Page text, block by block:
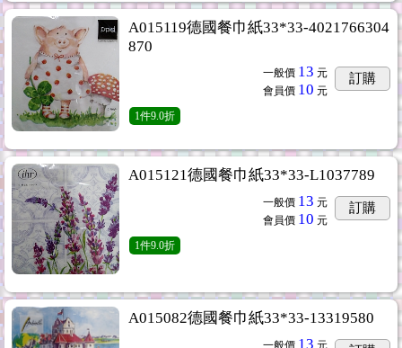
A015119德國餐巾紙33*33-4021766304
870
一般價 13 元
會員價 10 元
訂購
1件9.0折
A015121德國餐巾紙33*33-L1037789
一般價 13 元
會員價 10 元
訂購
1件9.0折
A015082德國餐巾紙33*33-13319580
一般價 13 元